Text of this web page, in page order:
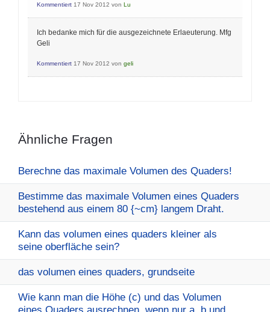
Kommentiert 17 Nov 2012 von Lu
Ich bedanke mich für die ausgezeichnete Erlaeuterung. Mfg
Geli
Kommentiert 17 Nov 2012 von geli
Ähnliche Fragen
Berechne das maximale Volumen des Quaders!
Bestimme das maximale Volumen eines Quaders
bestehend aus einem 80 {~cm} langem Draht.
Kann das volumen eines quaders kleiner als
seine oberfläche sein?
das volumen eines quaders, grundseite
Wie kann man die Höhe (c) und das Volumen
eines Quaders ausrechnen, wenn nur a, b und